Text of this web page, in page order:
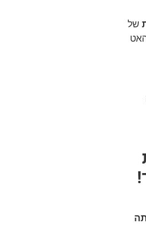
של
להאט